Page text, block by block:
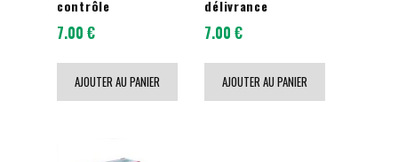
contrôle
7.00 €
AJOUTER AU PANIER
délivrance
7.00€
AJOUTER AU PANIER